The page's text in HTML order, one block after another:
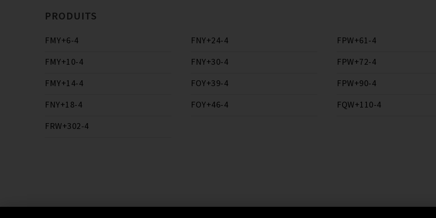
PRODUITS
FMY+6-4
FMY+10-4
FMY+14-4
FNY+18-4
FNY+24-4
FNY+30-4
FOY+39-4
FOY+46-4
FPW+61-4
FPW+72-4
FPW+90-4
FQW+110-4
FRW+302-4